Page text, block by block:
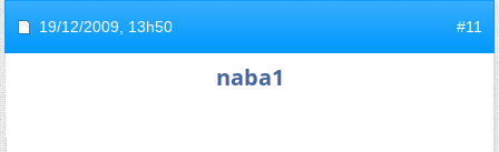
19/12/2009, 13h50 #11
naba1